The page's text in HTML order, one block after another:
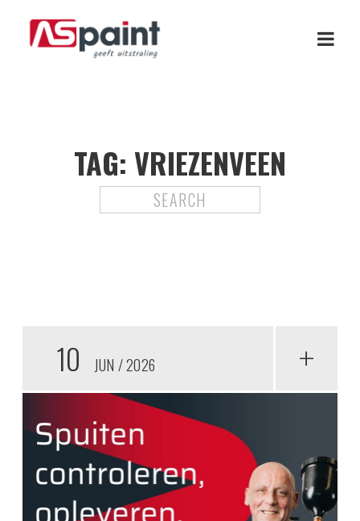
TAG: VRIEZENVEEN
10 JUN 2026 +